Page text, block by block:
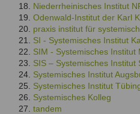
vergessen?
Anmelden
Niederrheinisches Institut
Odenwald-Institut der Karl
praxis institut für
SI - Systemisches Institut
SIM - Systemisches Institut
SIS – Systemisches Institut
Systemisches Institut
Systemisches Institut
Systemisches Kolleg
tandem